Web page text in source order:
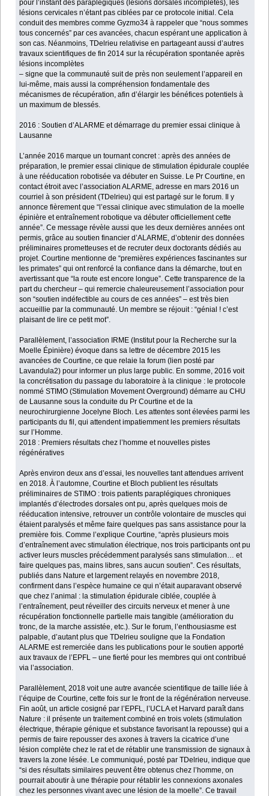
pour l’instant des paraplégiques (lésions dorsales incomplètes), les
lésions cervicales n’étant pas ciblées par ce protocole initial. Cela
conduit des membres comme Gyzmo34 à rappeler que “nous sommes
tous concernés” par ces avancées, chacun espérant une application à
son cas. Néanmoins, TDelrieu relativise en partageant aussi d’autres
travaux scientifiques de fin 2014 sur la récupération spontanée après
lésions incomplètes
– signe que la communauté suit de près non seulement l’appareil en
lui-même, mais aussi la compréhension fondamentale des
mécanismes de récupération, afin d’élargir les bénéfices potentiels à
un maximum de blessés.
2016 : Soutien d’ALARME et démarrage du premier essai clinique à
Lausanne
L’année 2016 marque un tournant concret : après des années de
préparation, le premier essai clinique de stimulation épidurale couplée
à une rééducation robotisée va débuter en Suisse. Le Pr Courtine, en
contact étroit avec l’association ALARME, adresse en mars 2016 un
courriel à son président (TDelrieu) qui est partagé sur le forum. Il y
annonce fièrement que “l’essai clinique avec stimulation de la moelle
épinière et entraînement robotique va débuter officiellement cette
année”. Ce message révèle aussi que les deux dernières années ont
permis, grâce au soutien financier d’ALARME, d’obtenir des données
préliminaires prometteuses et de recruter deux doctorants dédiés au
projet. Courtine mentionne de “premières expériences fascinantes sur
les primates” qui ont renforcé la confiance dans la démarche, tout en
avertissant que “la route est encore longue”. Cette transparence de la
part du chercheur – qui remercie chaleureusement l’association pour
son “soutien indéfectible au cours de ces années” – est très bien
accueillie par la communauté. Un membre se réjouit : “génial ! c’est
plaisant de lire ce petit mot”.
Parallèlement, l’association IRME (Institut pour la Recherche sur la
Moelle Épinière) évoque dans sa lettre de décembre 2015 les
avancées de Courtine, ce que relaie la forum (lien posté par
Lavandula2) pour informer un plus large public. En somme, 2016 voit
la concrétisation du passage du laboratoire à la clinique : le protocole
nommé STIMO (Stimulation Movement Overground) démarre au CHU
de Lausanne sous la conduite du Pr Courtine et de la
neurochirurgienne Jocelyne Bloch. Les attentes sont élevées parmi les
participants du fil, qui attendent impatiemment les premiers résultats
sur l’Homme.
2018 : Premiers résultats chez l’homme et nouvelles pistes
régénératives
Après environ deux ans d’essai, les nouvelles tant attendues arrivent
en 2018. À l’automne, Courtine et Bloch publient les résultats
préliminaires de STIMO : trois patients paraplégiques chroniques
implantés d’électrodes dorsales ont pu, après quelques mois de
rééducation intensive, retrouver un contrôle volontaire de muscles qui
étaient paralysés et même faire quelques pas sans assistance pour la
première fois. Comme l’explique Courtine, “après plusieurs mois
d’entraînement avec stimulation électrique, nos trois participants ont pu
activer leurs muscles précédemment paralysés sans stimulation… et
faire quelques pas, mains libres, sans aucun soutien”. Ces résultats,
publiés dans Nature et largement relayés en novembre 2018,
confirment dans l’espèce humaine ce qui n’était auparavant observé
que chez l’animal : la stimulation épidurale ciblée, couplée à
l’entraînement, peut réveiller des circuits nerveux et mener à une
récupération fonctionnelle partielle mais tangible (amélioration du
tronc, de la marche assistée, etc.). Sur le forum, l’enthousiasme est
palpable, d’autant plus que TDelrieu souligne que la Fondation
ALARME est remerciée dans les publications pour le soutien apporté
aux travaux de l’EPFL – une fierté pour les membres qui ont contribué
via l’association.
Parallèlement, 2018 voit une autre avancée scientifique de taille liée à
l’équipe de Courtine, cette fois sur le front de la régénération nerveuse.
Fin août, un article cosigné par l’EPFL, l’UCLA et Harvard paraît dans
Nature : il présente un traitement combiné en trois volets (stimulation
électrique, thérapie génique et substance favorisant la repousse) qui a
permis de faire repousser des axones à travers la cicatrice d’une
lésion complète chez le rat et de rétablir une transmission de signaux à
travers la zone lésée. Le communiqué, posté par TDelrieu, indique que
“si des résultats similaires peuvent être obtenus chez l’homme, on
pourrait aboutir à une thérapie pour rétablir les connexions axonales
chez les personnes vivant avec une lésion de la moelle”. Ce travail